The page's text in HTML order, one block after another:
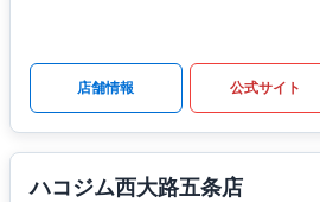
店舗情報 公式サイト
ハコジム西大路五条店